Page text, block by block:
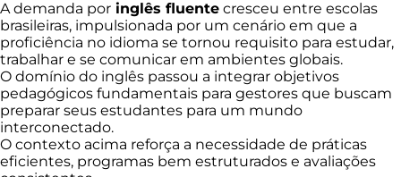
A demanda por inglês fluente cresceu entre escolas
brasileiras, impulsionada por um cenário em que a
proficiência no idioma se tornou requisito para estudar,
trabalhar e se comunicar em ambientes globais.
O domínio do inglês passou a integrar objetivos
pedagógicos fundamentais para gestores que buscam
preparar seus estudantes para um mundo
interconectado.
O contexto acima reforça a necessidade de práticas
eficientes, programas bem estruturados e avaliações